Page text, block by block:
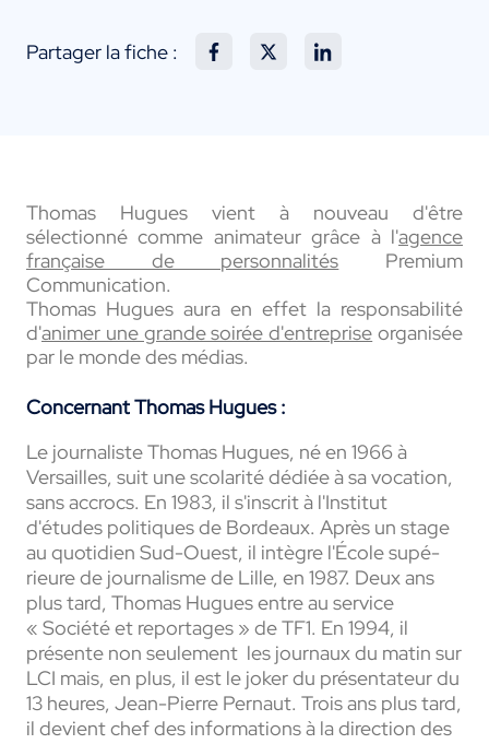
Partager la fiche :
Thomas Hugues vient à nouveau d'être
sélectionné comme animateur grâce à l'agence
française de personnalités Premium
Communication.
Thomas Hugues aura en effet la responsabilité
d'animer une grande soirée d'entreprise organisée
par le monde des médias.
Concernant Thomas Hugues :
Le jour­na­liste Thomas Hugues, né en 1966 à
Versailles, suit une scola­rité dédiée à sa voca­tion,
sans accrocs. En 1983, il s'inscrit à l'Insti­tut
d'études poli­tiques de Bordeaux. Après un stage
au quoti­dien Sud-Ouest, il intègre l'École supé­
rieure de jour­na­lisme de Lille, en 1987. Deux ans
plus tard, Thomas Hugues entre au service
« Société et repor­tages » de TF1. En 1994, il
présente non seule­ment les jour­naux du matin sur
LCI mais, en plus, il est le joker du présen­ta­teur du
13 heures, Jean-Pierre Pernaut. Trois ans plus tard,
il devient chef des infor­ma­tions à la direc­tion des